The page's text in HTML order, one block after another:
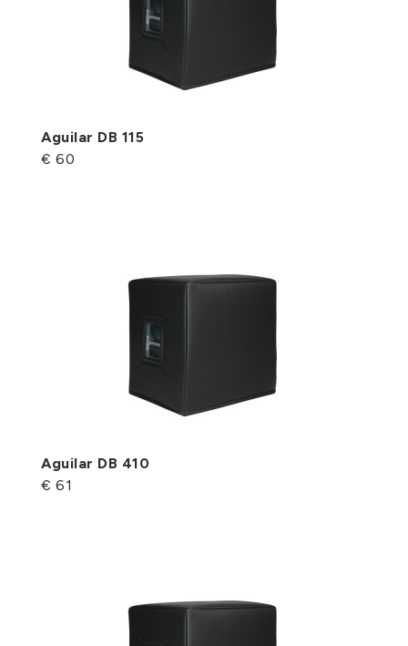
Aguilar DB 115
€ 60
Aguilar DB 410
€ 61